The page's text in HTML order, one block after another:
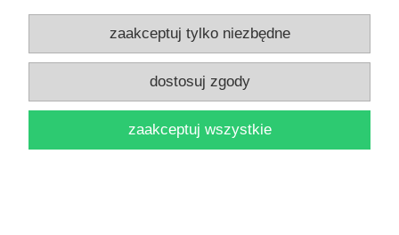
Elity władzy w Toruniu w XVII wieku : mechanizmy
kształtowania się i wymiany grup rządzących / Alina
do koszyka
zaakceptuj tylko niezbędne
dostosuj zgody
zaakceptuj wszystkie